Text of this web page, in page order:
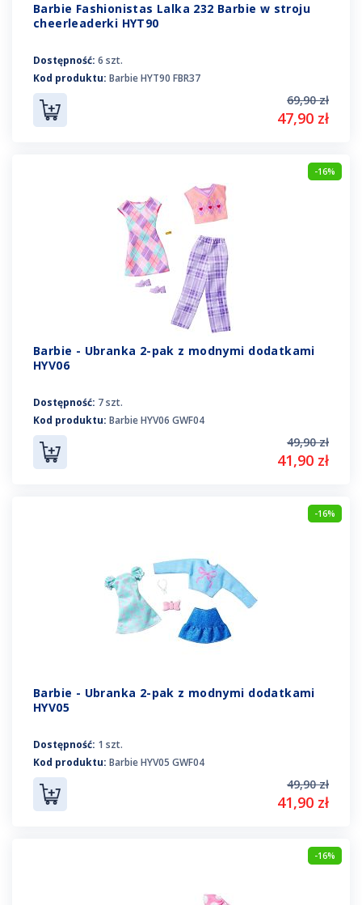
Barbie Fashionistas Lalka 232 Barbie w stroju
cheerleaderki HYT90
Dostępność: 6 szt.
Kod produktu: Barbie HYT90 FBR37
69,90 zł
47,90 zł
-16%
Barbie - Ubranka 2-pak z modnymi dodatkami
HYV06
Dostępność: 7 szt.
Kod produktu: Barbie HYV06 GWF04
49,90 zł
41,90 zł
-16%
Barbie - Ubranka 2-pak z modnymi dodatkami
HYV05
Dostępność: 1 szt.
Kod produktu: Barbie HYV05 GWF04
49,90 zł
41,90 zł
-16%